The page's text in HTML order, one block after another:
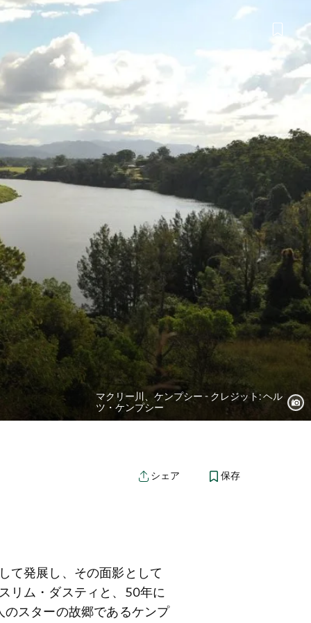
マクリー川、ケンプシー - クレジット: ヘル
ツ・ケンプシー
シェア 保存
て発展し、その面影として
リム・ダスティと、50年に
スターの故郷であるケンプ